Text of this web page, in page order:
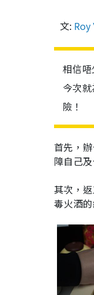
文: Roy
相信
今次
險！
首先，
障自己
其次，
毒火酒